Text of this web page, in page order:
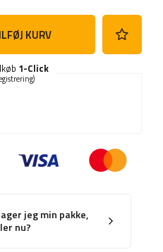
KURV
1-Click
jeg min pakke,
nu?